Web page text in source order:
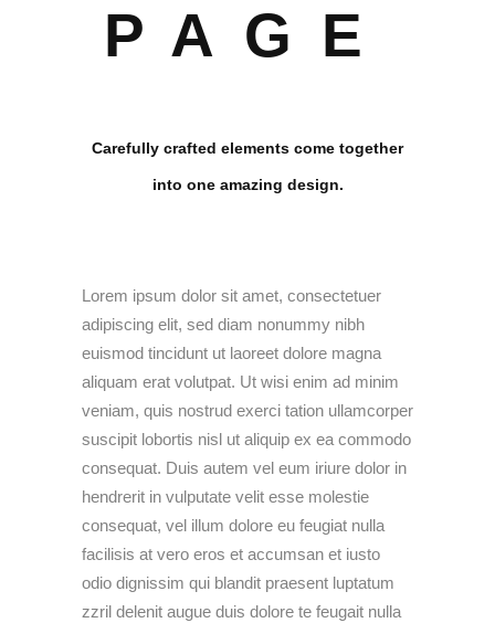
PAGE
Carefully crafted elements come together
into one amazing design.
Lorem ipsum dolor sit amet, consectetuer
adipiscing elit, sed diam nonummy nibh
euismod tincidunt ut laoreet dolore magna
aliquam erat volutpat. Ut wisi enim ad minim
veniam, quis nostrud exerci tation ullamcorper
suscipit lobortis nisl ut aliquip ex ea commodo
consequat. Duis autem vel eum iriure dolor in
hendrerit in vulputate velit esse molestie
consequat, vel illum dolore eu feugiat nulla
facilisis at vero eros et accumsan et iusto
odio dignissim qui blandit praesent luptatum
zzril delenit augue duis dolore te feugait nulla